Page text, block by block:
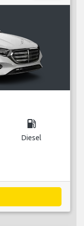
local_gas_station
Diesel